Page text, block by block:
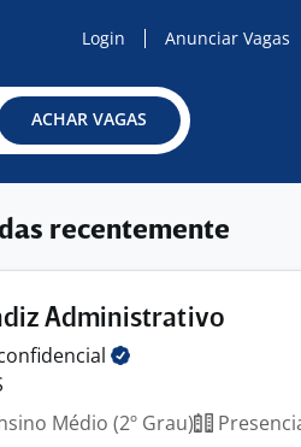
Login Anunciar Vagas
ACHAR VAGAS
recentemente
Administrativo
Médio (2º Grau)